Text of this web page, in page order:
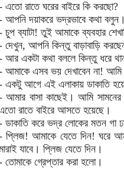
এতো রাতে ঘরের বাইরে কি করছো?
আপনি দয়াকরে ভদ্রভাবে কথা
চুপ ব্যাটা! তুই আমাকে ব্যবহার
দেখুন, আপনি কিন্তু বাড়াবাড়ি
আর একটা কথা বললে কিন্তু ধরে
আমাকে এসব ভয় দেখাবেন না! আমি
একটু আগে এই এলাকায় ডাকাতি
আমার বাসা কাছেই। আমি
রাতে বাইরে আসতে হয়েছে।
ডাকাতি করে ভদ্র লোকের মতন গা
প্লিজ! আমাকে যেতে দিন! ঘরে
যাবে। প্লিজ যেতে দিন।
তোমাকে গ্রেপ্তার করা হলো।